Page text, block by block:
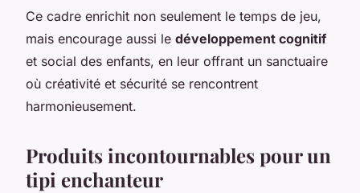
Ce cadre enrichit non seulement le temps de jeu,
mais encourage aussi le développement cognitif
et social des enfants, en leur offrant un sanctuaire
où créativité et sécurité se rencontrent
harmonieusement.
Produits incontournables pour un
tipi enchanteur